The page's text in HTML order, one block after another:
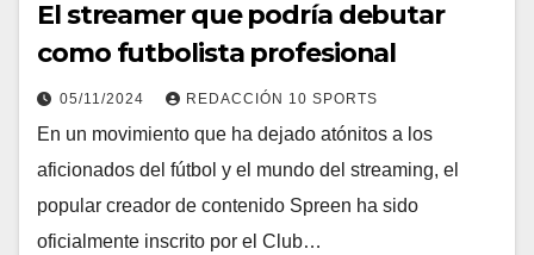
El streamer que podría debutar
como futbolista profesional
05/11/2024 REDACCIÓN 10 SPORTS
En un movimiento que ha dejado atónitos a los
aficionados del fútbol y el mundo del streaming, el
popular creador de contenido Spreen ha sido
oficialmente inscrito por el Club…